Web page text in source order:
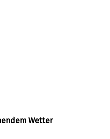
Wetter